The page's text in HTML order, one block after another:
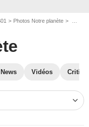
Photos Notre planète
News Vidéos